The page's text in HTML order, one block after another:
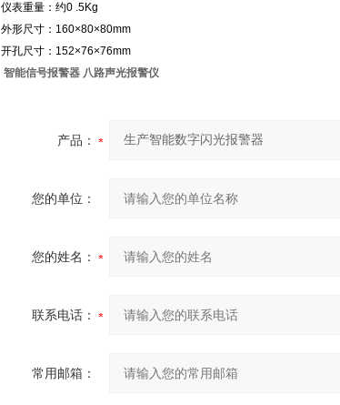
仪表重量：约0 .5Kg
外形尺寸：160×80×80mm
开孔尺寸：152×76×76mm
智能信号报警器 八路声光报警仪
产品：
您的单位：
您的姓名：
联系电话：
常用邮箱：